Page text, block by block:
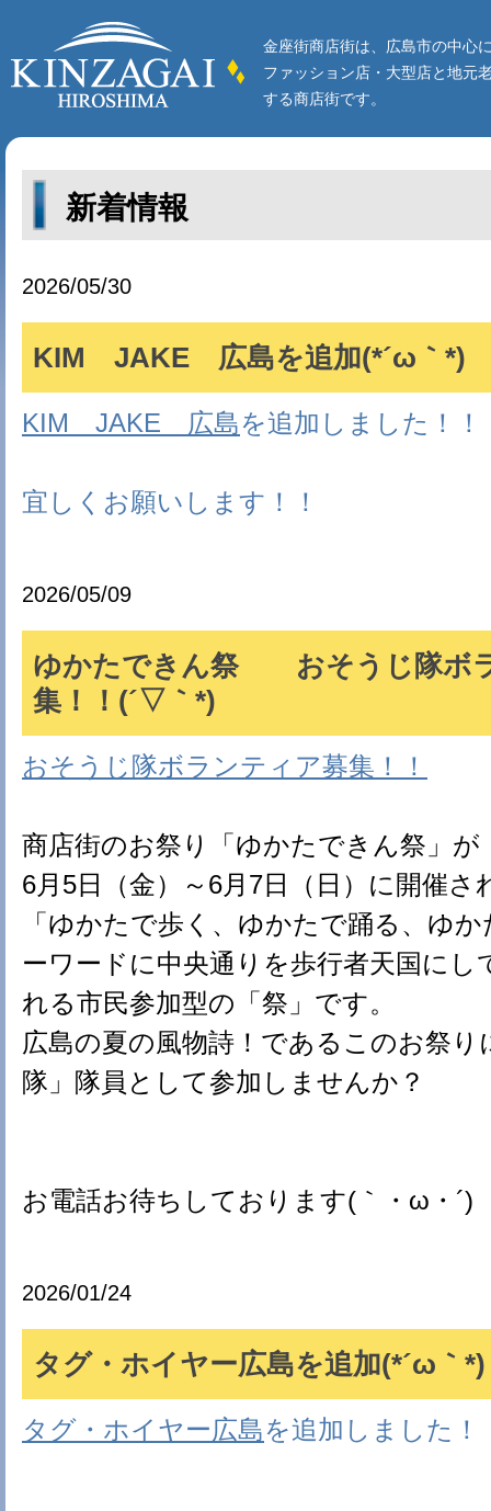
金座街商店街は、広島市の中心
ファッション店・大型店と地元
する商店街です。
新着情報
2026/05/30
KIM JAKE 広島を追加(*´ω｀*)
KIM JAKE 広島を追加しました！！
宜しくお願いします！！
2026/05/09
ゆかたできん祭 おそうじ隊ボ
集！！(´▽｀*)
おそうじ隊ボランティア募集！！
商店街のお祭り「ゆかたできん祭」が
6月5日（金）～6月7日（日）に開催さ
「ゆかたで歩く、ゆかたで踊る、ゆ
ーワードに中央通りを歩行者天国にし
れる市民参加型の「祭」です。
広島の夏の風物詩！であるこのお祭り
隊」隊員として参加しませんか？
お電話お待ちしております(｀・ω・´)
2026/01/24
タグ・ホイヤー広島を追加(*´ω｀*)
タグ・ホイヤー広島を追加しました！